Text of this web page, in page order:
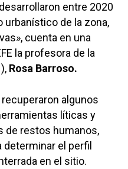
entre 2020
urbanístico de la zona,
cuenta en una
la profesora de la
Rosa Barroso.
algunos
líticas y
de restos humanos,
el perfil
en el sitio.